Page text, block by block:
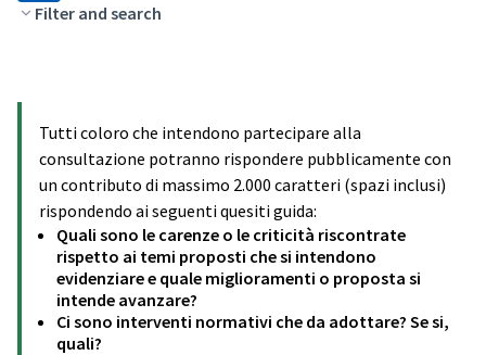
Filter and search
Tutti coloro che intendono partecipare alla
consultazione potranno rispondere pubblicamente con
un contributo di massimo 2.000 caratteri (spazi inclusi)
rispondendo ai seguenti quesiti guida:
Quali sono le carenze o le criticità riscontrate
rispetto ai temi proposti che si intendono
evidenziare e quale miglioramenti o proposta si
intende avanzare?
Ci sono interventi normativi che da adottare? Se si,
quali?